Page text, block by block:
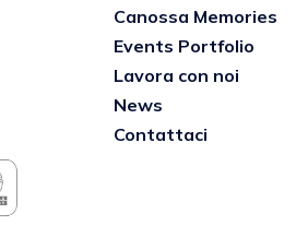
Canossa Memories
Events Portfolio
Lavora con noi
News
Contattaci